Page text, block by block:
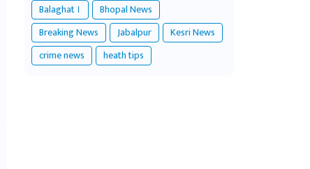
Balaghat ।
Bhopal News
Breaking News
Jabalpur
Kesri News
crime news
heath tips